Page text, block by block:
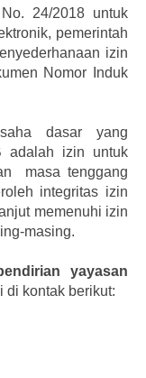
24/2018 untuk
pemerintah
izin
Nomor Induk
dasar yang
adalah izin untuk
masa tenggang
integritas izin
memenuhi izin
masing.
yayasan
di kontak berikut: